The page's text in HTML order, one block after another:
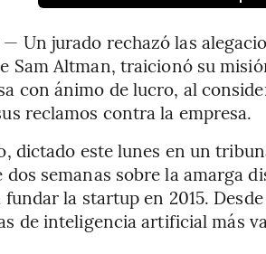
Un jurado rechazó las
Sam Altman, traicionó su
con ánimo de lucro, al
reclamos contra la empresa.
dictado este lunes en un
dos semanas sobre la amarga
la startup en 2015.
de inteligencia artificial más